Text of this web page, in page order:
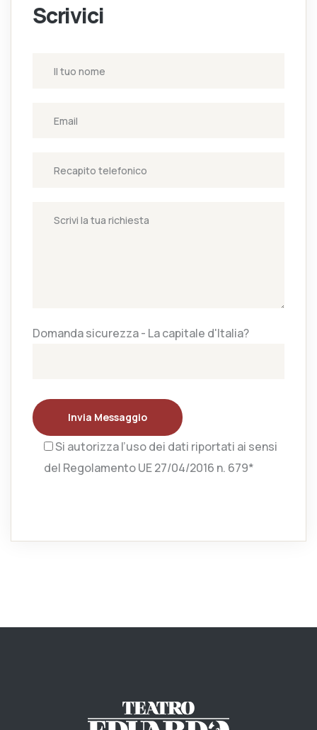
Scrivici
Domanda sicurezza - La capitale d'Italia?
Invia Messaggio
Si autorizza l’uso dei dati riportati ai sensi
del Regolamento UE 27/04/2016 n. 679*